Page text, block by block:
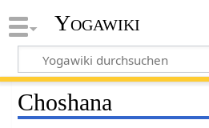
Yogawiki
Choshana